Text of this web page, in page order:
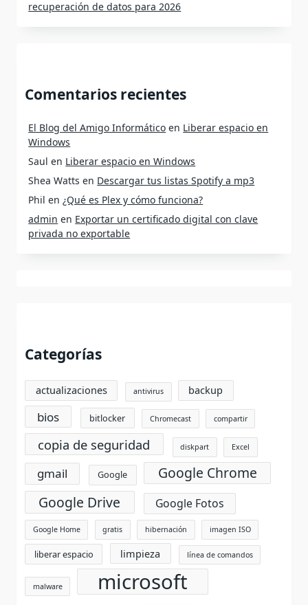
recuperación de datos para 2026
Comentarios recientes
El Blog del Amigo Informático en Liberar espacio en
Windows
Saul en Liberar espacio en Windows
Shea Watts en Descargar tus listas Spotify a mp3
Phil en¿Qué es Plex y cómo funciona?
admin en Exportar un certificado digital con clave
privada no exportable
Categorías
actualizaciones antivirus backup
bios bitlocker Chromecast compartir
copia de seguridad diskpart Excel
gmail Google
Google Chrome
Google Drive
Google Fotos
Google Home gratis hibernación imagen ISO
liberar espacio limpieza línea de comandos
malware microsoft